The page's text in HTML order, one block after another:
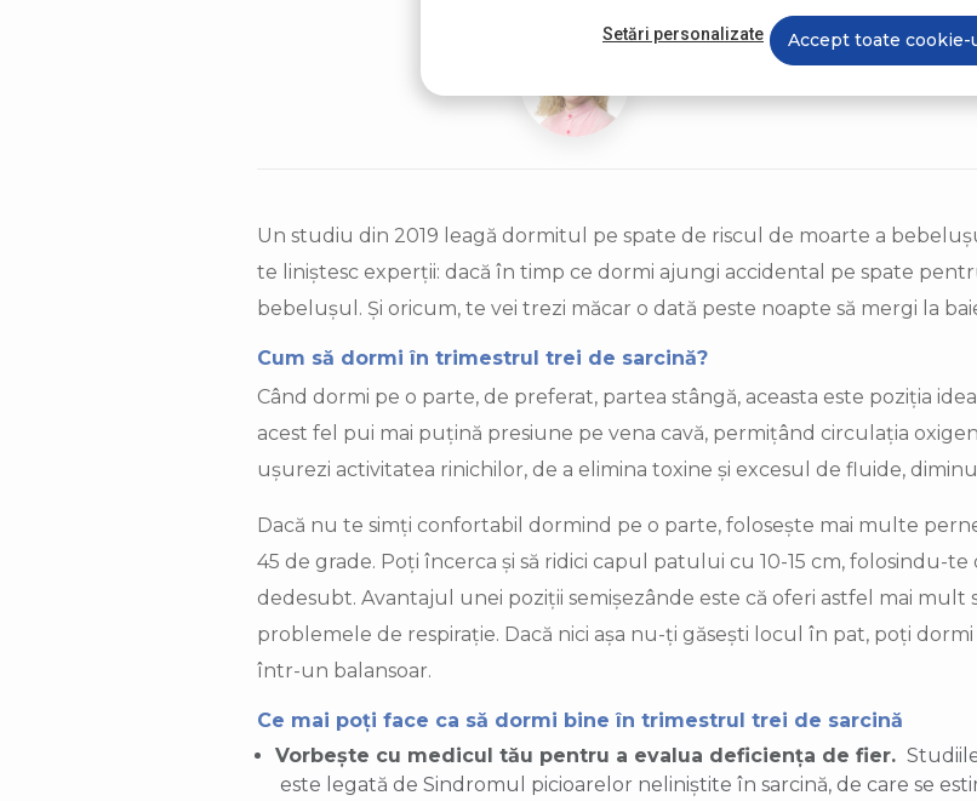
Mirela Păcălici
Un studiu din 2019 leagă dormitul pe spate de riscul de moarte a
te liniștesc experții: dacă în timp ce dormi ajungi accidental pe spate
bebelușul. Și oricum, te vei trezi măcar o dată peste noapte să mergi la
Cum să dormi în trimestrul trei de sarcină?
Când dormi pe o parte, de preferat, partea stângă, aceasta este poziția
acest fel pui mai puțină presiune pe vena cavă, permițând circulația
ușurezi activitatea rinichilor, de a elimina toxine și excesul de fluide,
Dacă nu te simți confortabil dormind pe o parte, folosește mai multe
45 de grade. Poți încerca și să ridici capul patului cu 10-15 cm, folosindu-
dedesubt. Avantajul unei poziții semișezânde este că oferi astfel mai mult
problemele de respirație. Dacă nici așa nu-ți găsești locul în pat, poți
într-un balansoar.
Ce mai poți face ca să dormi bine în trimestrul trei de sarcină
Vorbește cu medicul tău pentru a evalua deficiența de fier.
este legată de Sindromul picioarelor neliniștite în sarcină, de care se
Setări personalizate Accept toate cookie-